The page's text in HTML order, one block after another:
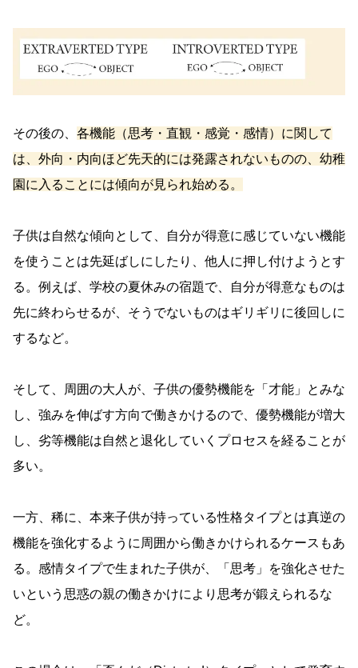
その後の、 各機能（思考・直観・感覚・感情）に関して
は、外向・内向ほど先天的には発露されないものの、幼稚
園に入ることには傾向が見られ始める。
子供は自然な傾向として、自分が得意に感じていない機能
を使うことは先延ばしにしたり、他人に押し付けようとす
る。例えば、学校の夏休みの宿題で、自分が得意なものは
先に終わらせるが、そうでないものはギリギリに後回しに
するなど。
そして、周囲の大人が、子供の優勢機能を「才能」とみな
し、強みを伸ばす方向で働きかけるので、優勢機能が増大
し、劣等機能は自然と退化していくプロセスを経ることが
多い。
一方、稀に、本来子供が持っている性格タイプとは真逆の
機能を強化するように周囲から働きかけられるケースもあ
る。感情タイプで生まれた子供が、「思考」を強化させた
いという思惑の親の働きかけにより思考が鍛えられるな
ど。